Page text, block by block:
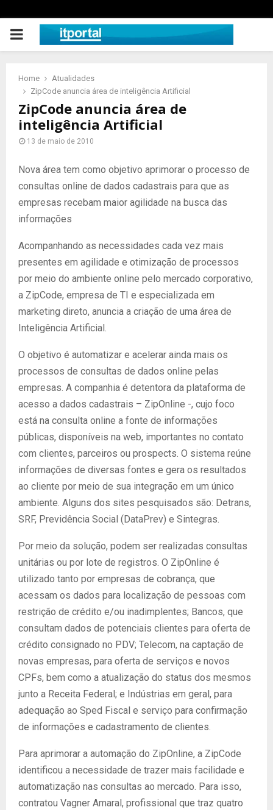
PRIMARY
Home
Atualidades
ZipCode anuncia área de inteligência Artificial
ZipCode anuncia área de
inteligência Artificial
13 de maio de 2010
Nova área tem como objetivo aprimorar o processo de
consultas online de dados cadastrais para que as
empresas recebam maior agilidade na busca das
informações
Acompanhando as necessidades cada vez mais
presentes em agilidade e otimização de processos
por meio do ambiente online pelo mercado corporativo,
a ZipCode, empresa de TI e especializada em
marketing direto, anuncia a criação de uma área de
Inteligência Artificial.
O objetivo é automatizar e acelerar ainda mais os
processos de consultas de dados online pelas
empresas. A companhia é detentora da plataforma de
acesso a dados cadastrais – ZipOnline -, cujo foco
está na consulta online a fonte de informações
públicas, disponíveis na web, importantes no contato
com clientes, parceiros ou prospects. O sistema reúne
informações de diversas fontes e gera os resultados
ao cliente por meio de sua integração em um único
ambiente. Alguns dos sites pesquisados são: Detrans,
SRF, Previdência Social (DataPrev) e Sintegras.
Por meio da solução, podem ser realizadas consultas
unitárias ou por lote de registros. O ZipOnline é
utilizado tanto por empresas de cobrança, que
acessam os dados para localização de pessoas com
restrição de crédito e/ou inadimplentes; Bancos, que
consultam dados de potenciais clientes para oferta de
crédito consignado no PDV; Telecom, na captação de
novas empresas, para oferta de serviços e novos
CPFs, bem como a atualização do status dos mesmos
junto a Receita Federal; e Indústrias em geral, para
adequação ao Sped Fiscal e serviço para confirmação
de informações e cadastramento de clientes.
Para aprimorar a automação do ZipOnline, a ZipCode
identificou a necessidade de trazer mais facilidade e
automatização nas consultas ao mercado. Para isso,
contratou Vagner Amaral, profissional que traz quatro